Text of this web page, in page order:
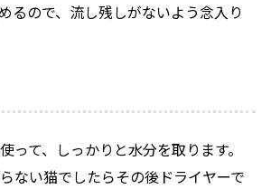
るので、流し残しがないよう念入り
って、しっかりと水分を取ります。
ない猫でしたらその後ドライヤーで